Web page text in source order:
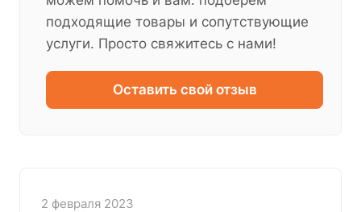
подходящие товары и сопутствующие
услуги. Просто свяжитесь с нами!
Оставить свой отзыв
2 февраля 2023